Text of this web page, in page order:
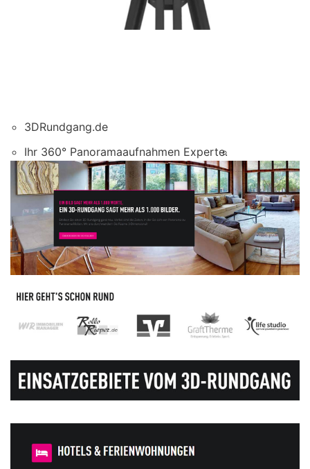
3DRundgang.de
Ihr 360° Panoramaaufnahmen Experte.